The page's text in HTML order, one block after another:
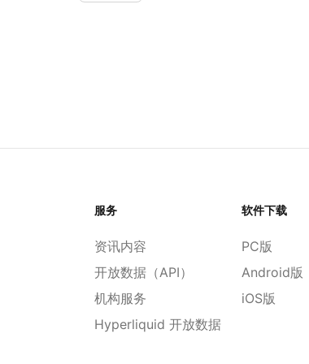
服务
资讯内容
开放数据（API）
机构服务
Hyperliquid 开放数据
软件下载
PC版
Android版
iOS版